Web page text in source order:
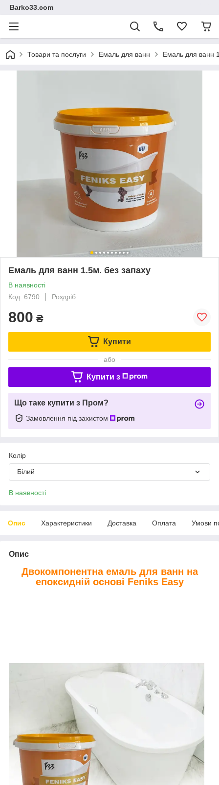
Barko33.com
Товари та послуги Емаль для ванн Емаль для ванн
Емаль для ванн 1.5м. без запаху
В наявності
Код: 6790
Роздріб
800 ₴
Купити
або
Купити з
Що таке купити з Пром?
Замовлення під захистом
Колір
Білий
В наявності
Опис Характеристики Доставка Оплата Умови
Опис
Двокомпонентна емаль для ванн на
епоксидній основі Feniks Easy